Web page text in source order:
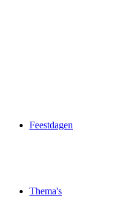
Feestdagen
Thema's